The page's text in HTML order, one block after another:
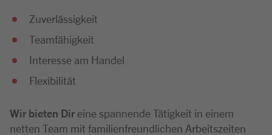
Zuverlässigkeit
Teamfähigkeit
Interesse am Handel
Flexibilität
Wir bieten Dir eine spannende Tätigkeit in einem
netten Team mit familienfreundlichen Arbeitszeiten